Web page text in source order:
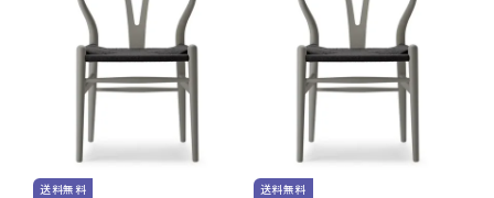
送料無料 送料無料